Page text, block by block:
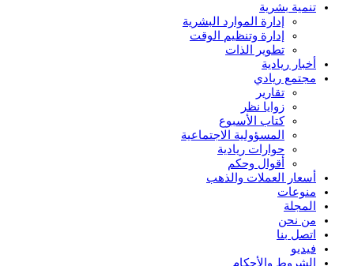
تنمية بشرية
إدارة الموارد البشرية
إدارة وتنظيم الوقت
تطوير الذات
أخبار ريادية
مجتمع ريادي
تقارير
زوايا نظر
كتاب الأسبوع
المسؤولية الاجتماعية
حوارات ريادية
أقوال وحكم
أسعار العملات والذهب
منوعات
المجلة
من نحن
اتصل بنا
فيديو
الشروط والأحكام